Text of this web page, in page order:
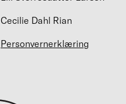
Cecilie Dahl Rian
Personvernerklæring